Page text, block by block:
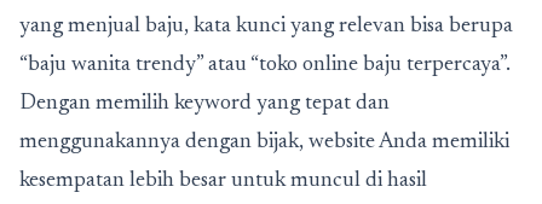
yang menjual baju, kata kunci yang relevan bisa berupa
“baju wanita trendy” atau “toko online baju terpercaya”.
Dengan memilih keyword yang tepat dan
menggunakannya dengan bijak, website Anda memiliki
kesempatan lebih besar untuk muncul di hasil